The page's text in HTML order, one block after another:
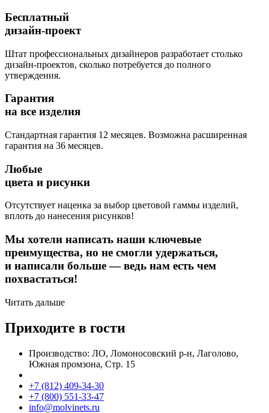
Бесплатный
дизайн-проект
Штат профессиональных дизайнеров разработает столько
дизайн-проектов, сколько потребуется до полного
утверждения.
Гарантия
на все изделия
Стандартная гарантия 12 месяцев. Возможна расширенная
гарантия на 36 месяцев.
Любые
цвета и рисунки
Отсутствует наценка за выбор цветовой гаммы изделий,
вплоть до нанесения рисунков!
Мы хотели написать наши ключевые
преимущества, но не смогли удержаться,
и написали больше — ведь нам есть чем
похвастаться!
Читать дальше
Приходите в гости
Производство: ЛО, Ломоносовский р-н, Лаголово,
Южная промзона, Стр. 15
+7 (812) 409-34-30
+7 (800) 551-33-47
info@molvinets.ru